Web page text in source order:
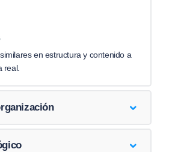
en estructura y contenido a
real.